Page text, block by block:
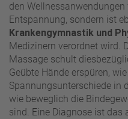
den
Entspannung, sondern ist
Krankengymnastik und
Medizinern verordnet wird.
Massage schult
Geübte Hände erspüren,
Spannungsunterschiede in
wie beweglich die
sind. Eine Diagnose ist